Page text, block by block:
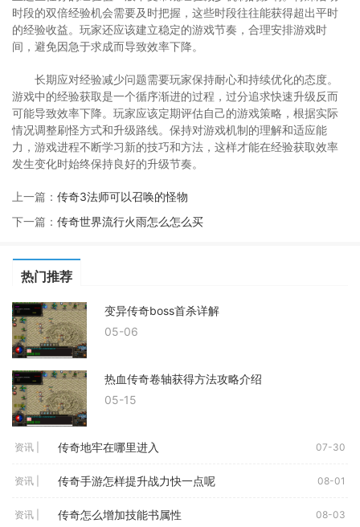
时段的双倍经验机会需要及时把握，这些时段往往能获得超出平时
的经验收益。玩家还应该建立稳定的游戏节奏，合理安排游戏时
间，避免因急于求成而导致效率下降。
长期应对经验减少问题需要玩家保持耐心和持续优化的态度。
游戏中的经验获取是一个循序渐进的过程，过分追求快速升级反而
可能导致效率下降。玩家应该定期评估自己的游戏策略，根据实际
情况调整刷怪方式和升级路线。保持对游戏机制的理解和适应能
力，游戏进程不断学习新的技巧和方法，这样才能在经验获取效率
发生变化时始终保持良好的升级节奏。
上一篇： 传奇3法师可以召唤的怪物
下一篇： 传奇世界流行火雨怎么怎么买
热门推荐
变异传奇boss首杀详解
05-06
热血传奇卷轴获得方法攻略介绍
05-15
资讯 | 传奇地牢在哪里进入 07-30
资讯 | 传奇手游怎样提升战力快一点呢 08-01
资讯 | 传奇怎么增加技能书属性 08-03